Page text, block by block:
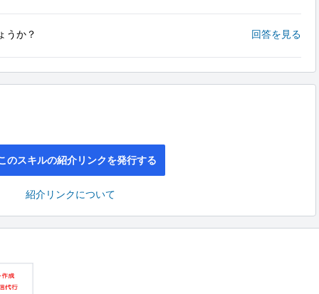
うか？ 回答を見る
のスキルの紹介リンクを発行する
紹介リンクについて